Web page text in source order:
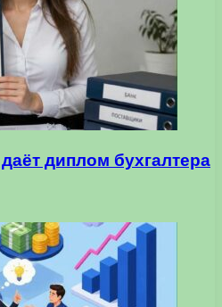
диплом бухгалтера